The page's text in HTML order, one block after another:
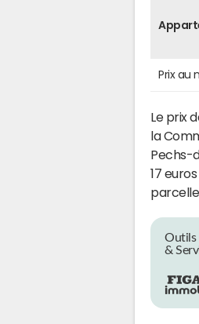
Prix au
Le prix
la
Pechs-
17
Outils
&